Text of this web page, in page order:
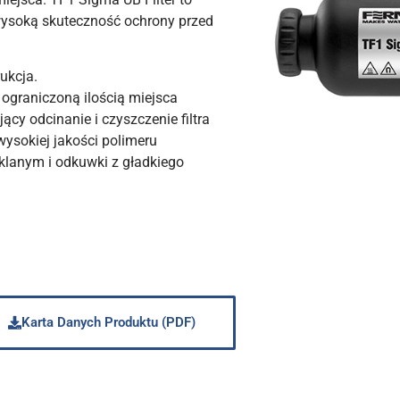
skuteczność ochrony przed
ilością miejsca
odcinanie i czyszczenie filtra
jakości polimeru
i odkuwki z gładkiego
Karta Danych Produktu (PDF)